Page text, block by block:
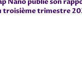
trimestre